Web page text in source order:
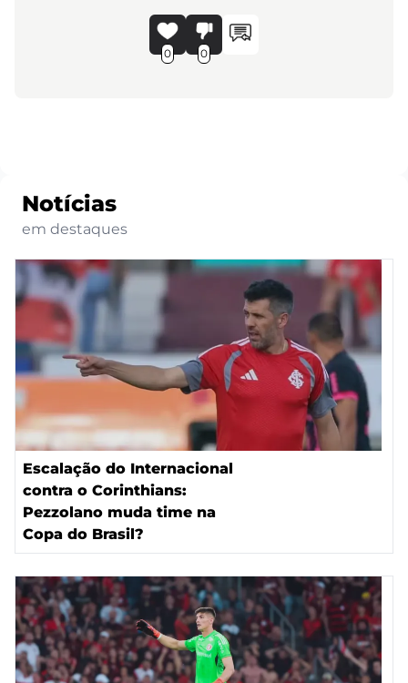
0 0
Notícias
em destaques
Escalação do Internacional
contra o Corinthians:
Pezzolano muda time na
Copa do Brasil?